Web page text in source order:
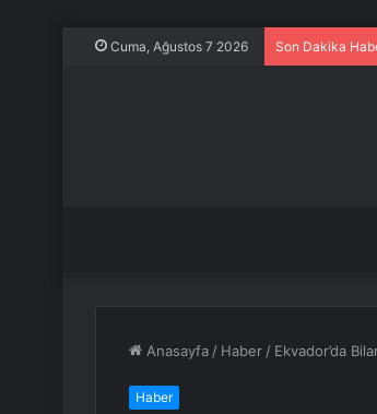
Cuma, Ağustos 7 2026 Son Dakika
Anasayfa / Haber / Ekvador’da
Haber